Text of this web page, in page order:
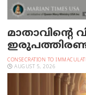
മാതാവിന്റെ
CONSECRATION TO
AUGUST 5, 2026